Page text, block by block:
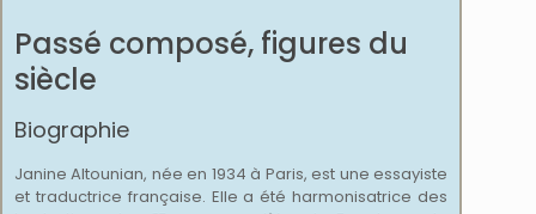
Passé composé, figures du
siècle
Biographie
Janine Altounian, née en 1934 à Paris, est une essayiste
et traductrice française. Elle a été harmonisatrice des